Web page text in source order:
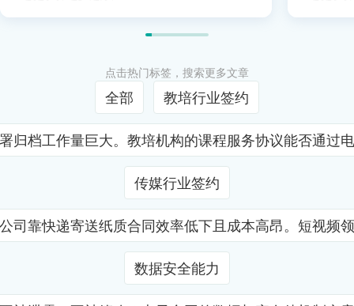
点击热门标签，搜索更多文章
全部 教培行业签约
归档工作量巨大。教培机构的课程服务协议能否通过
传媒行业签约
司靠快递寄送纸质合同效率低下且成本高昂。短视频
数据安全能力